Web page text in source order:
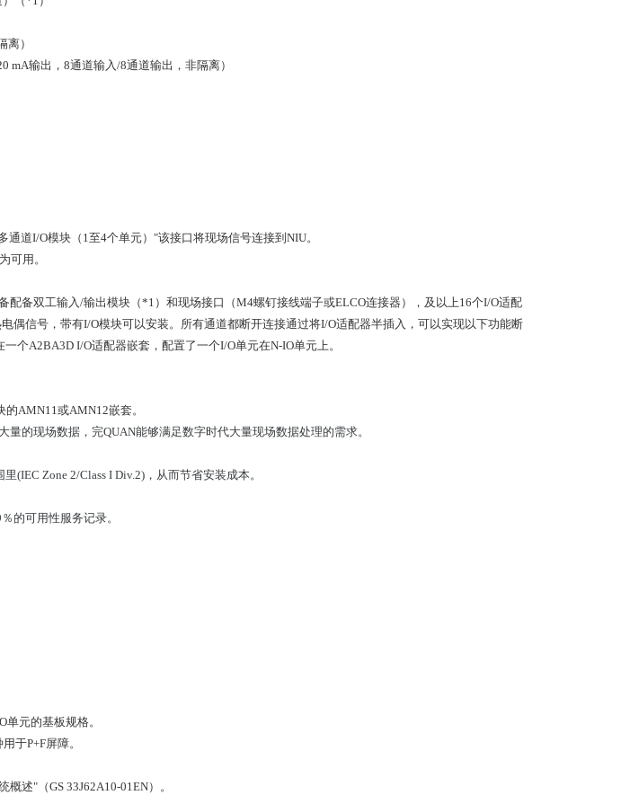
）
mA输出，8通道输入/8通道输出，非隔离）
道I/O模块（1至4个单元）"该接口将现场信号连接到NIU。
可用。
配备双工输入/输出模块（*1）和现场接口（M4螺钉接线端子或ELCO连接器），及以上16个I/O适配
偶信号，带有I/O模块可以安装。所有通道都断开连接通过将I/O适配器半插入，可以实现以下功能断
个A2BA3D I/O适配器嵌套，配置了一个I/O单元在N-IO单元上。
AMN11或AMN12嵌套。
的现场数据，完QUAN能够满足数字时代大量现场数据处理的需求。
(IEC Zone 2/Class I Div.2)，从而节省安装成本。
的可用性服务记录。
元的基板规格。
于P+F屏障。
述"（GS 33J62A10-01EN）。